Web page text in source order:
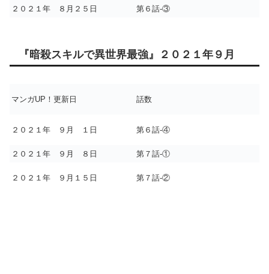
２０２１年 ８月２５日
第６話-③
『暗殺スキルで異世界最強』２０２１年９月
マンガUP！更新日 話数
２０２１年 ９月 １日 第６話-④
２０２１年 ９月 ８日 第７話-①
２０２１年 ９月１５日 第７話-②